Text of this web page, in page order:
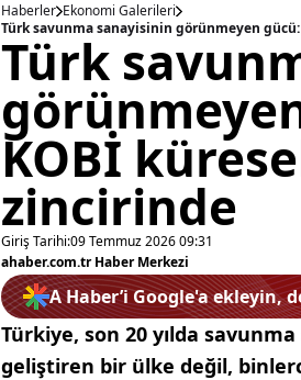
Haberler Ekonomi Galerileri
Türk savunma sanayisinin görünmeyen
Türk
KOBİ
zincirinde
Giriş Tarihi:09 Temmuz 2026 09:31
ahaber.com.tr Haber Merkezi
A Haber’i Google'a ekleyin,
Türkiye, son 20 yılda
geliştiren bir ülke değil,